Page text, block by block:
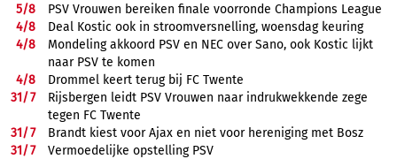
5/8
PSV Vrouwen bereiken finale voorronde Champions League
4/8
Deal Kostic ook in stroomversnelling, woensdag keuring
4/8
Mondeling akkoord PSV en NEC over Sano, ook Kostic lijkt
naar PSV te komen
4/8
Drommel keert terug bij FC Twente
31/7
Rijsbergen leidt PSV Vrouwen naar indrukwekkende zege
tegen FC Twente
31/7
Brandt kiest voor Ajax en niet voor hereniging met Bosz
31/7
Vermoedelijke opstelling PSV